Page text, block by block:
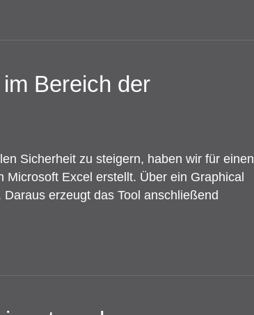
Bereich der
Sicherheit zu steigern, haben wir für einen
Excel erstellt. Über ein Graphical
erzeugt das Tool anschließend